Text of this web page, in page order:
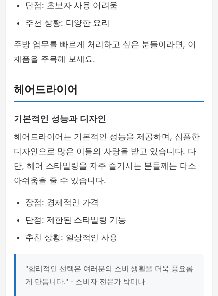
단점: 초보자 사용 어려움
추천 상황: 다양한 요리
주방 업무를 빠르게 처리하고 싶은 분들이라면, 이
제품을 주목해 보세요.
헤어드라이어
기본적인 성능과 디자인
헤어드라이어는 기본적인 성능을 제공하며, 심플한
디자인으로 많은 이들의 사랑을 받고 있습니다. 다
만, 헤어 스타일링을 자주 즐기시는 분들께는 다소
아쉬움을 줄 수 있습니다.
장점: 경제적인 가격
단점: 제한된 스타일링 기능
추천 상황: 일상적인 사용
"합리적인 선택은 여러분의 소비 생활을 더욱 풍요롭
게 만듭니다." - 소비자 전문가 박미나